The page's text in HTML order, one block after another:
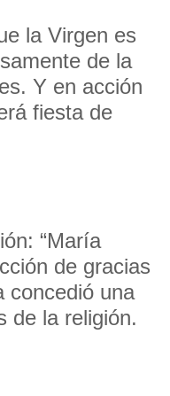
la Virgen es
de la
Y en acción
fiesta de
“María
de gracias
concedió una
de la religión.